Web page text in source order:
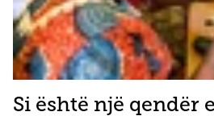
Si është një qendër